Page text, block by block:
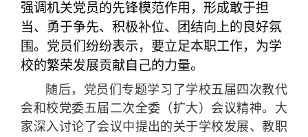
强调机关党员的先锋模范作用，形成敢于担
当、勇于争先、积极补位、团结向上的良好氛
围。党员们纷纷表示，要立足本职工作，为学
校的繁荣发展贡献自己的力量。
随后，党员们专题学习了学校五届四次教代
会和校党委五届二次全委（扩大）会议精神。大
家深入讨论了会议中提出的关于学校发展、教职